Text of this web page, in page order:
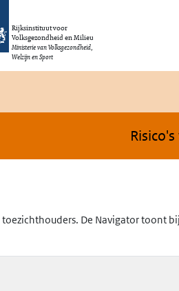
Rijksinstituut voor
Volksgezondheid en Milieu
Ministerie van Volksgezondheid,
Welzijn en Sport
De Navigator toont